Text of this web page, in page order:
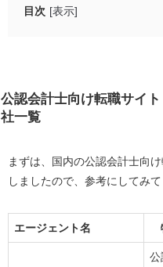
目次 [表示]
ワークライフバランスを
は多い
最初の就職先である
転職市場価値が高ま
ワークライフバランス優
べきこと
自分にとって望まし
公認会計士向け転職サイ
社一覧
まずは、国内の公認会計士向
しましたので、参考にしてみて
エージェント名
公